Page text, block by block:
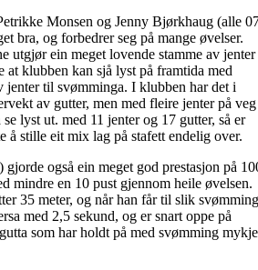
Monsen og Jenny Bjørkhaug (alle
bra, og forbedrer seg på mange øvelser.
utgjør ein meget lovende stamme av jenter
at klubben kan sjå lyst på framtida med
jenter til svømminga. I klubben har det i
av gutter, men med fleire jenter på veg
lyst ut. med 11 jenter og 17 gutter, så er
å stille eit mix lag på stafett endelig over.
også ein meget god prestasjon på
mindre en 10 pust gjennom heile øvelsen.
35 meter, og når han får til slik
med 2,5 sekund, og er snart oppe på
som har holdt på med svømming mykje